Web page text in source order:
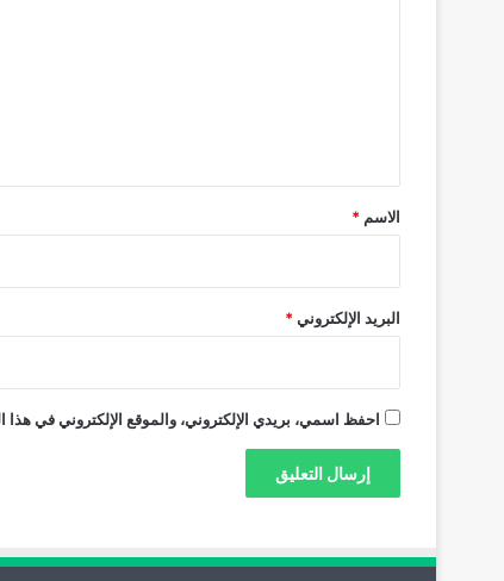
*
الاسم *
البريد الإلكتروني *
احفظ اسمي، بريدي الإلكتروني، والموقع الإلكتروني في هذا